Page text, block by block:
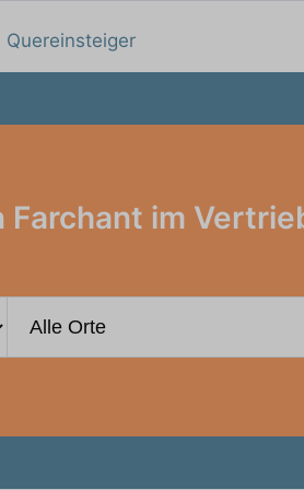
Quereinsteiger
Farchant im